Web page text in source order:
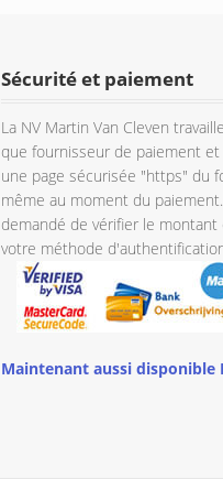
Sécurité et paiement
La NV Martin Van Cleven
que fournisseur de paiement et
une page sécurisée "https" du
même au moment du
demandé de vérifier le montant
votre méthode
Maintenant aussi disponible